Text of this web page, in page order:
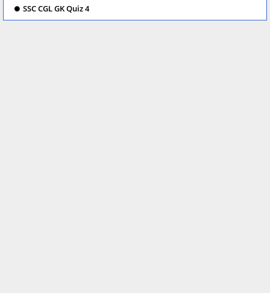
SSC CGL GK Quiz 4